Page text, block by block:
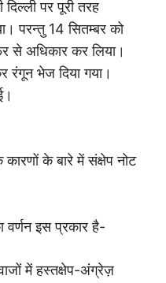
पर पूरी तरह
परन्तु 14 सितम्बर को
से अधिकार कर लिया।
रंगून भेज दिया गया।
के बारे में संक्षेप नोट
वर्णन इस प्रकार है-
में हस्तक्षेप-अंग्रेज़